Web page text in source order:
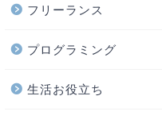
フリーランス
プログラミング
生活お役立ち